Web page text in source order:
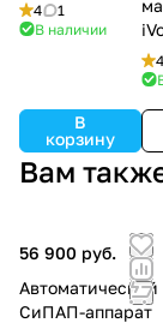
BMC-FM1A
4
1
В наличии
В
корзину
Вам
56 900 руб.
Автоматический
СиПАП-аппарат